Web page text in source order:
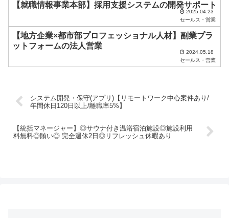
。
【就職情報事業本部】採用支援システムの開発サポート
2025.04.23
セールス・営業
【地方企業×都市部プロフェッショナル人材】副業プラ
ットフォームの法人営業
2024.05.18
セールス・営業
システム開発・保守(アプリ)【リモートワーク中心案件あり/
年間休日120日以上/離職率5%】
【統括マネージャー】◎サウナ付き温浴宿泊施設◎施設利用
料無料◎賄い◎ 完全週休2日◎リフレッシュ休暇あり